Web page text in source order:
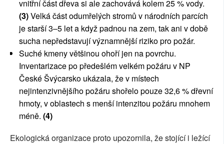
vnitřní část dřeva si ale zachovává kolem 25 % vody.
(3)Velká část odumřelých stromů v národních parcích
je starší 3–5 let a když padnou na zem, tak ani v době
sucha nepředstavují významnější riziko pro požár.
Suché kmeny většinou ohoří jen na povrchu.
Inventarizace po předešlém velkém požáru v NP
České Švýcarsko ukázala, že v místech
nejintenzivnějšího požáru shořelo pouze 32,6 % dřevní
hmoty, v oblastech s menší intenzitou požáru mnohem
méně. (4)
Ekologická organizace proto upozornila, že stojící i ležící